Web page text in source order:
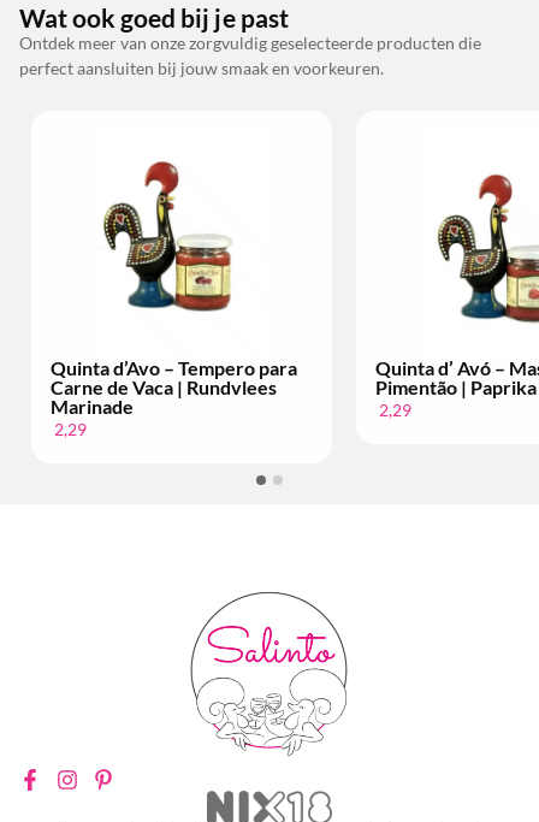
Wat ook goed bij je past
Ontdek meer van onze zorgvuldig geselecteerde producten die
perfect aansluiten bij jouw smaak en voorkeuren.
Quinta d’Avo – Tempero para
Carne de Vaca | Rundvlees
Marinade
2,29
Quinta d’ Avó –
Pimentão | Paprika
2,29